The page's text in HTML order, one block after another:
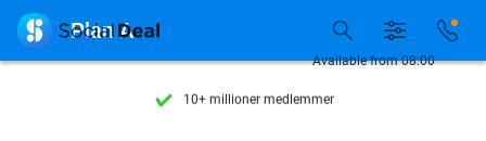
Tilgængelig 7 dage om ugen
10+ millioner medlemmer
Available from 08:00
 Plan A